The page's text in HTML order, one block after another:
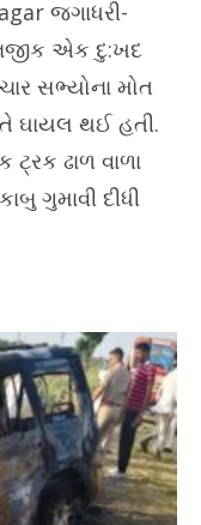
જગાધરી-
એક દુ:ખદ
સભ્યોના મોત
ઘાયલ થઈ હતી.
ટ્રક ઢાળ વાળા
ગુમાવી દીધી